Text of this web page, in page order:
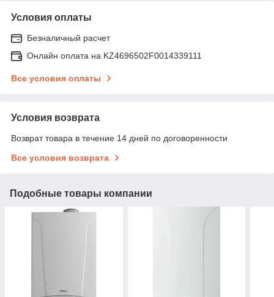
Условия оплаты
Безналичный расчет
Онлайн оплата на KZ4696502F0014339111
Все условия оплаты
Условия возврата
Возврат товара в течение 14 дней по договоренности
Все условия возврата
Подобные товары компании